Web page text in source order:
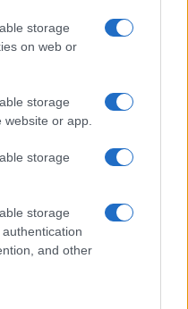
storage
on web or
storage
or app.
storage
storage
and other
a Catania, ma il tour
la vicesindaco:
per visita privata̶…